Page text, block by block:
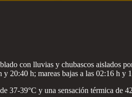
con lluvias y chubascos aislados
y 20:40 h; mareas bajas a las 02:16 h
37-39°C y una sensación térmica de